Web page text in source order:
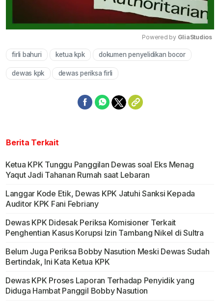
Mute
Powered by GliaStudios
firli bahuri ketua kpk dokumen penyelidikan bocor
dewas kpk dewas periksa firli
Berita Terkait
Ketua KPK Tunggu Panggilan Dewas soal Eks Menag
Yaqut Jadi Tahanan Rumah saat Lebaran
Langgar Kode Etik, Dewas KPK Jatuhi Sanksi Kepada
Auditor KPK Fani Febriany
Dewas KPK Didesak Periksa Komisioner Terkait
Penghentian Kasus Korupsi Izin Tambang Nikel di Sultra
Belum Juga Periksa Bobby Nasution Meski Dewas Sudah
Bertindak, Ini Kata Ketua KPK
Dewas KPK Proses Laporan Terhadap Penyidik yang
Diduga Hambat Panggil Bobby Nasution